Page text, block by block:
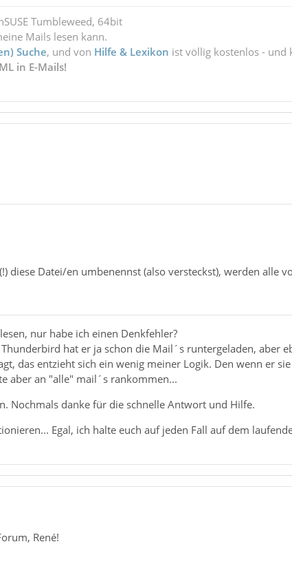
Tumbleweed, 64bit
Mails lesen kann.
Suche, und von Hilfe & Lexikon ist völlig kostenlos - und
in E-Mails!
diese Datei/en umbenennst (also versteckst), werden alle
nur habe ich einen Denkfehler?
hat er ja schon die Mail´s runtergeladen, aber
das entzieht sich ein wenig meiner Logik. Den wenn er
aber an "alle" mail´s rankommen...
Nochmals danke für die schnelle Antwort und Hilfe.
Egal, ich halte euch auf jeden Fall auf dem
René!